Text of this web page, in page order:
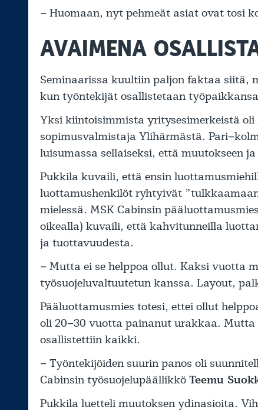
– Huomaan, nyt pehmeät asiat ovat tosi
AVAIMENA
Seminaarissa kuultiin paljon faktaa siitä,
kun työntekijät osallistetaan
Yksi kiintoisimmista yritysesimerkeistä oli
sopimusvalmistaja Ylihärmästä.
luisumassa sellaiseksi, että muutokseen
Pukkila kuvaili, että ensin
luottamushenkilöt ryhtyivät
mielessä. MSK Cabinsin pääluottamusmies
oikealla) kuvaili, että kahvitunneilla
ja tuottavuudesta.
– Mutta ei se helppoa ollut. Kaksi vuotta
työsuojeluvaltuutetun kanssa. Layout,
Pääluottamusmies totesi, ettei ollut
oli 20–30 vuotta painanut urakkaa.
osallistettiin kaikki.
– Työntekijöiden suurin panos oli
Cabinsin työsuojelupäällikkö Teemu
Pukkila luetteli muutoksen ydinasioita.